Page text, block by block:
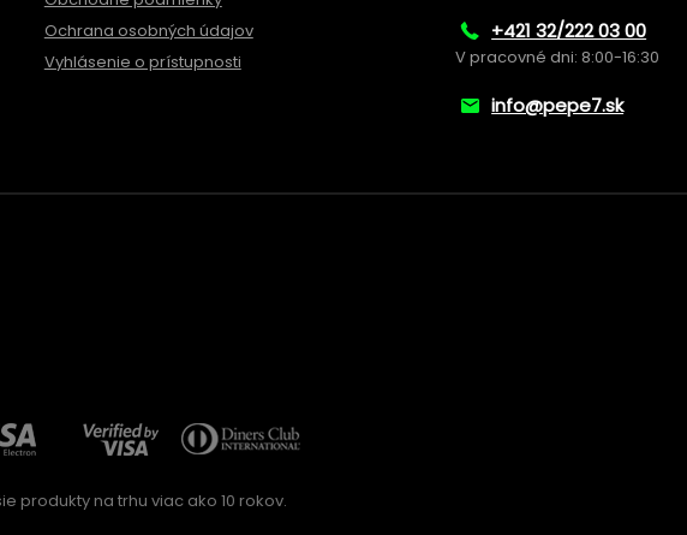
Ochrana osobných údajov
Vyhlásenie o prístupnosti
+421 32/222 03 00
V pracovné dni: 8:00-16:30
info@pepe7.sk
produkty na trhu viac ako 10 rokov.